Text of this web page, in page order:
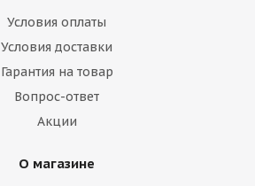
Условия оплаты
Условия доставки
Гарантия на товар
Вопрос-ответ
Акции
О магазине